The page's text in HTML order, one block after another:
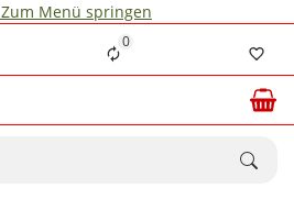
Zum Menü springen
0